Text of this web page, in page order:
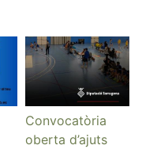
Convocatòria
oberta d’ajuts